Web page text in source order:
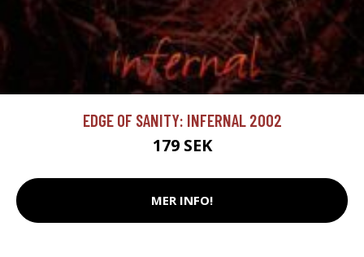
EDGE OF SANITY: INFERNAL 2002
179 SEK
MER INFO!